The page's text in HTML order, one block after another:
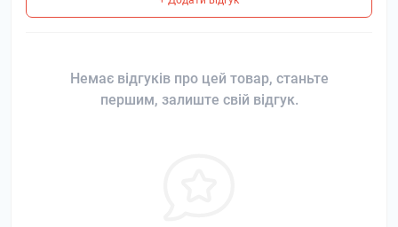
Немає відгуків про цей товар, станьте
першим, залиште свій відгук.